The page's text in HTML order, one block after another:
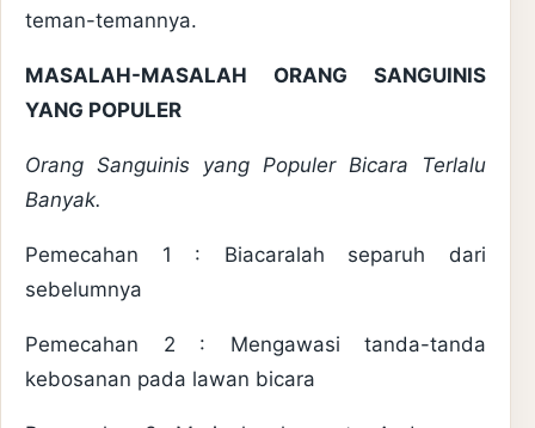
teman-temannya.
MASALAH-MASALAH ORANG SANGUINIS
YANG POPULER
Orang Sanguinis yang Populer Bicara Terlalu
Banyak.
Pemecahan 1 : Biacaralah separuh dari
sebelumnya
Pemecahan 2 : Mengawasi tanda-tanda
kebosanan pada lawan bicara